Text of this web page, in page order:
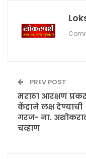
PREV POST
मराठा आरक्षण
केंद्राने लक्ष देण्याची
गरज- ना.
चव्हाण